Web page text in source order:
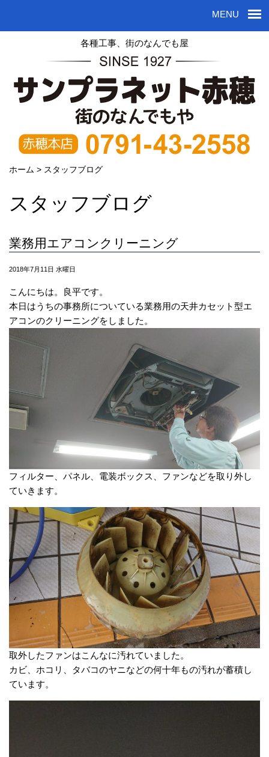
MENU
各種工事、街のなんでも屋
ホーム > スタッフブログ
スタッフブログ
業務用エアコンクリーニング
2018年7月11日 水曜日
こんにちは。良平です。
本日はうちの事務所についている業務用の天井カセット型エ
アコンのクリーニングをしました。
フィルター、パネル、電装ボックス、ファンなどを取り外し
ていきます。
取外したファンはこんなに汚れていました。
カビ、ホコリ、タバコのヤニなどの何十年もの汚れが蓄積し
ています。